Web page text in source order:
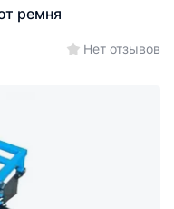
ремня
Нет отзывов